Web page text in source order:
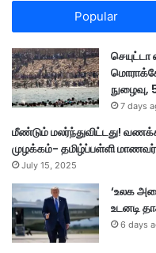
Popular
நுழைவு,
7 days
மீண்டும் மலர்ந்துவிட்டது!
முழக்கம்- தமிழ்ப்பள்ளி
July 15, 2025
‘உலக
உடனடி
6 days